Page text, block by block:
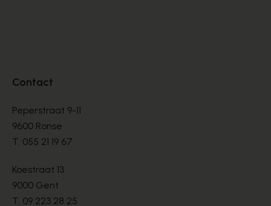
Contact
Peperstraat 9-11
9600 Ronse
T. 055 21 19 67
Koestraat 13
9000 Gent
T. 09 223 28 25